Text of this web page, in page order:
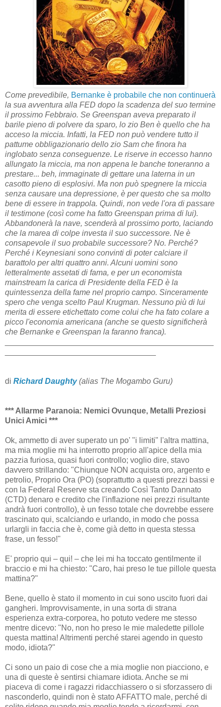
Come prevedibile, Bernanke è probabile che non continuerà
la sua avventura alla FED dopo la scadenza del suo termine
il prossimo Febbraio. Se Greenspan aveva preparato il
barile pieno di polvere da sparo, lo zio Ben è quello che ha
acceso la miccia. Infatti, la FED non può vendere tutto il
pattume obbligazionario dello zio Sam che finora ha
inglobato senza conseguenze. Le riserve in eccesso hanno
allungato la miccia, ma non appena le banche toneranno a
prestare... beh, immaginate di gettare una laterna in un
casotto pieno di esplosivi. Ma non può spegnere la miccia
senza causare una depressione, è per questo che sa molto
bene di essere in trappola. Quindi, non vede l'ora di passare
il testimone (così come ha fatto Greenspan prima di lui).
Abbandonerà la nave, scenderà al prossimo porto, laciando
che la marea di colpe investa il suo successore. Ne è
consapevole il suo probabile successore? No. Perché?
Perché i Keynesiani sono convinti di poter calciare il
barattolo per altri quattro anni. Alcuni uomini sono
letteralmente assetati di fama, e per un economista
mainstream la carica di Presidente della FED è la
quintessenza della fame nel proprio campo. Sinceramente
spero che venga scelto Paul Krugman. Nessuno più di lui
merita di essere etichettato come colui che ha fato colare a
picco l'economia americana (anche se questo significherà
che Bernanke e Greenspan la faranno franca).
di Richard Daughty(alias The Mogambo Guru)
*** Allarme Paranoia: Nemici Ovunque, Metalli Preziosi
Unici Amici ***
Ok, ammetto di aver superato un po' "i limiti" l'altra mattina,
ma mia moglie mi ha interrotto proprio all'apice della mia
pazzia furiosa, quasi fuori controllo; voglio dire, stavo
davvero strillando: "Chiunque NON acquista oro, argento e
petrolio, Proprio Ora (PO) (soprattutto a questi prezzi bassi e
con la Federal Reserve sta creando Così Tanto Dannato
(CTD) denaro e credito che l'inflazione nei prezzi risultante
andrà fuori controllo), è un fesso totale che dovrebbe essere
trascinato qui, scalciando e urlando, in modo che possa
urlargli in faccia che è, come già detto in questa stessa
frase, un fesso!"
E' proprio qui – qui! – che lei mi ha toccato gentilmente il
braccio e mi ha chiesto: "Caro, hai preso le tue pillole questa
mattina?"
Bene, quello è stato il momento in cui sono uscito fuori dai
gangheri. Improvvisamente, in una sorta di strana
esperienza extra-corporea, ho potuto vedere me stesso
mentre dicevo: "No, non ho preso le mie maledette pillole
questa mattina! Altrimenti perché starei agendo in questo
modo, idiota?"
Ci sono un paio di cose che a mia moglie non piacciono, e
una di queste è sentirsi chiamare idiota. Anche se mi
piaceva di come i ragazzi ridacchiassero o si sforzassero di
nasconderlo, quindi non è stato AFFATTO male, perché di